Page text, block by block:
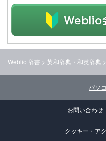
Weblio 辞書 > 英和辞典・和英辞典 >
パソ
お問い合わせ
クッキー・ア